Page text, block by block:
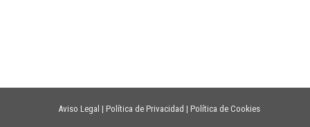
Aviso Legal | Política de Privacidad | Política de Cookies